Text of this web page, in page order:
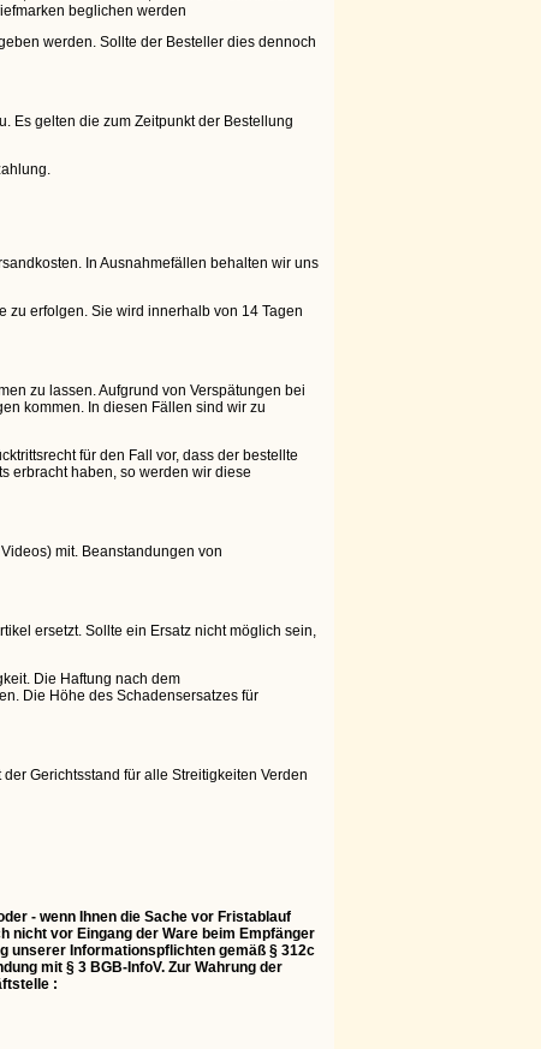
beglichen werden
werden. Sollte der Besteller dies dennoch
Es gelten die zum Zeitpunkt der Bestellung
In Ausnahmefällen behalten wir uns
erfolgen. Sie wird innerhalb von 14 Tagen
zu lassen. Aufgrund von Verspätungen bei
kommen. In diesen Fällen sind wir zu
für den Fall vor, dass der bestellte
erbracht haben, so werden wir diese
mit. Beanstandungen von
ersetzt. Sollte ein Ersatz nicht möglich sein,
Die Haftung nach dem
Die Höhe des Schadensersatzes für
Gerichtsstand für alle Streitigkeiten Verden
- wenn Ihnen die Sache vor Fristablauf
nicht vor Eingang der Ware beim Empfänger
unserer Informationspflichten gemäß § 312c
mit § 3 BGB-InfoV. Zur Wahrung der
: